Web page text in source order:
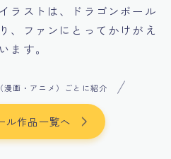
ラストは、ドラゴンボール
、ファンにとってかけがえ
ます。
漫画・アニメ）ごとに紹介
ル作品一覧へ